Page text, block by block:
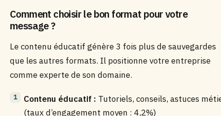
Comment choisir le bon format pour votre
message ?
Le contenu éducatif génère 3 fois plus de sauvegardes
que les autres formats. Il positionne votre entreprise
comme experte de son domaine.
Contenu éducatif : Tutoriels, conseils, astuces
(taux d’engagement moyen : 4,2%)